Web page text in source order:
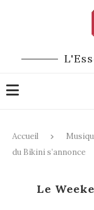
Accueil
du Bikini s’annonce
Le